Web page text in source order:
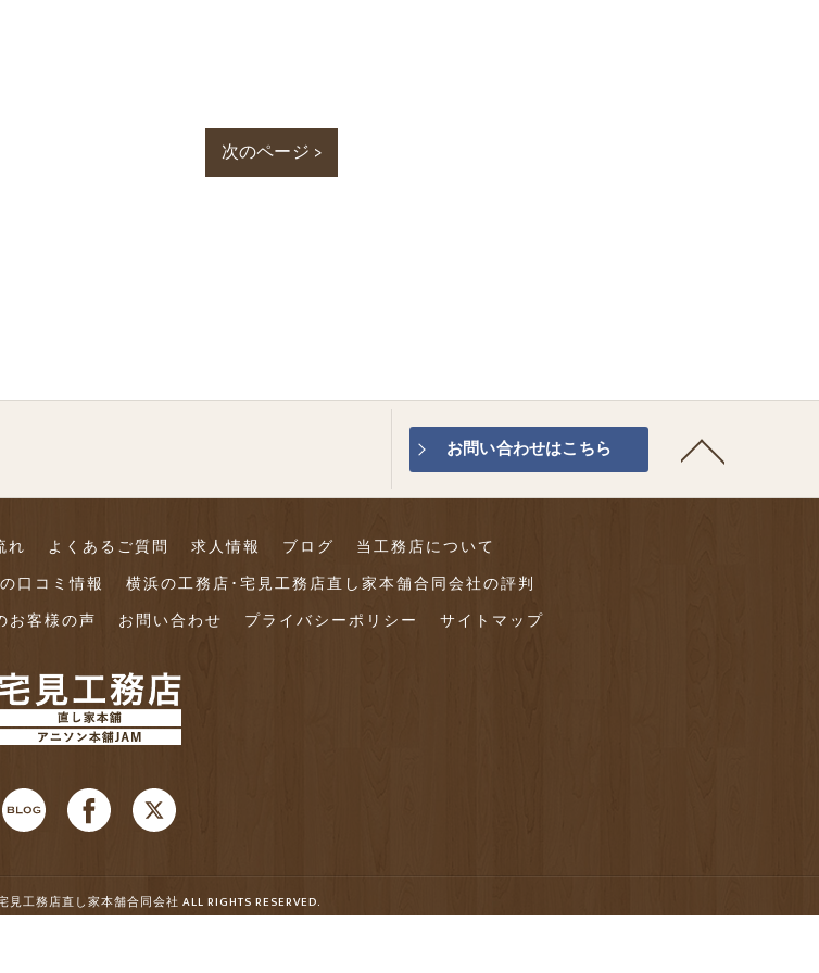
次のページ >
お問い合わせはこちら
れ よくあるご質問 求人情報 ブログ
当工務店について
口コミ情報
横浜の工務店･宅見工務店直し家本舗合同会社の評判
お客様の声
お問い合わせ プライバシーポリシー サイトマップ
工務店直し家本舗合同会社 ALL RIGHTS RESERVED.